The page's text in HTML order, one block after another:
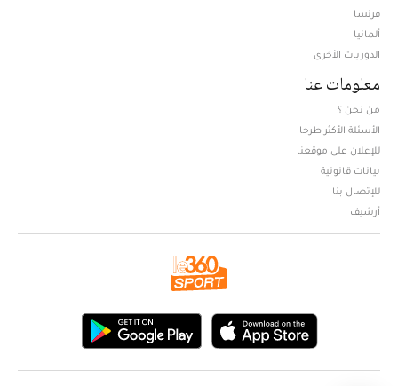
فرنسا
ألمانيا
الدوريات الأخرى
معلومات عنا
من نحن ؟
الأسئلة الأكثر طرحا
للإعلان على موقعنا
بيانات قانونية
للإتصال بنا
أرشيف